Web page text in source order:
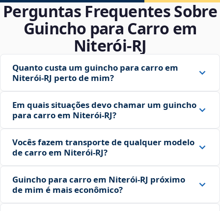
Perguntas Frequentes Sobre
Guincho para Carro em
Niterói‑RJ
Quanto custa um guincho para carro em
Niterói‑RJ perto de mim?
Em quais situações devo chamar um guincho
para carro em Niterói‑RJ?
Vocês fazem transporte de qualquer modelo
de carro em Niterói‑RJ?
Guincho para carro em Niterói‑RJ próximo
de mim é mais econômico?